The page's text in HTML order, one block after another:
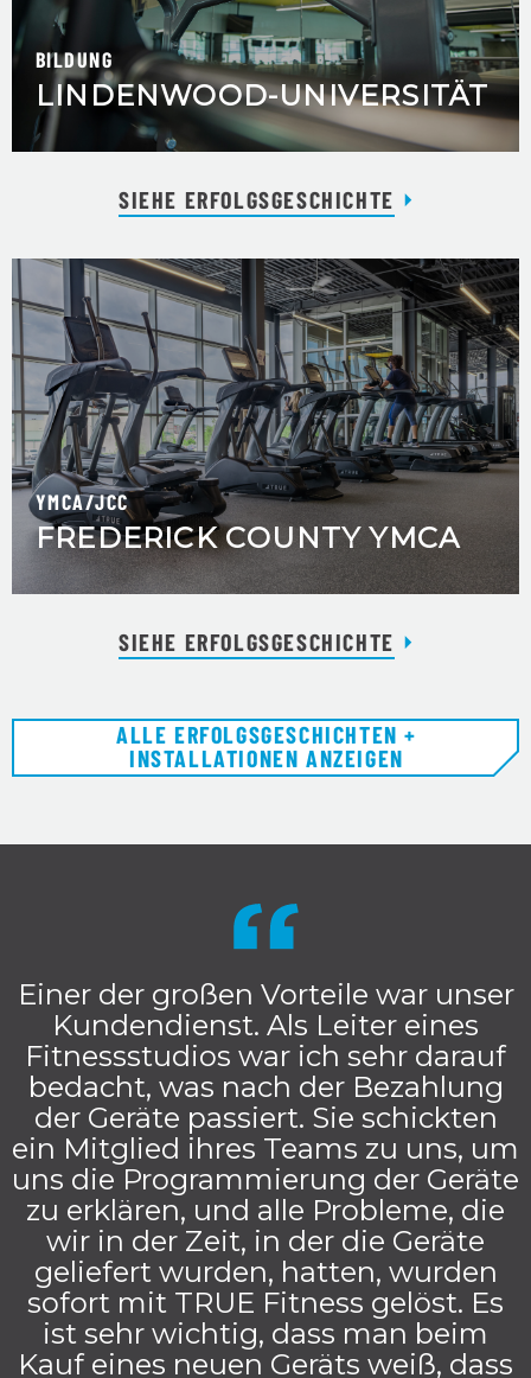
BILDUNG
LINDENWOOD-UNIVERSITÄT
SIEHE ERFOLGSGESCHICHTE
YMCA/JCC
FREDERICK COUNTY YMCA
SIEHE ERFOLGSGESCHICHTE
ALLE ERFOLGSGESCHICHTEN +
INSTALLATIONEN ANZEIGEN
Einer der großen Vorteile war unser
Kundendienst. Als Leiter eines
Fitnessstudios war ich sehr darauf
bedacht, was nach der Bezahlung
der Geräte passiert. Sie schickten
ein Mitglied ihres Teams zu uns, um
uns die Programmierung der Geräte
zu erklären, und alle Probleme, die
wir in der Zeit, in der die Geräte
geliefert wurden, hatten, wurden
sofort mit TRUE Fitness gelöst. Es
ist sehr wichtig, dass man beim
Kauf eines neuen Geräts weiß, dass